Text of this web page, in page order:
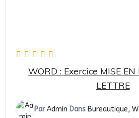
WORD : Exercice MISE EN
LETTRE
ParAdmin Dans Bureautique,